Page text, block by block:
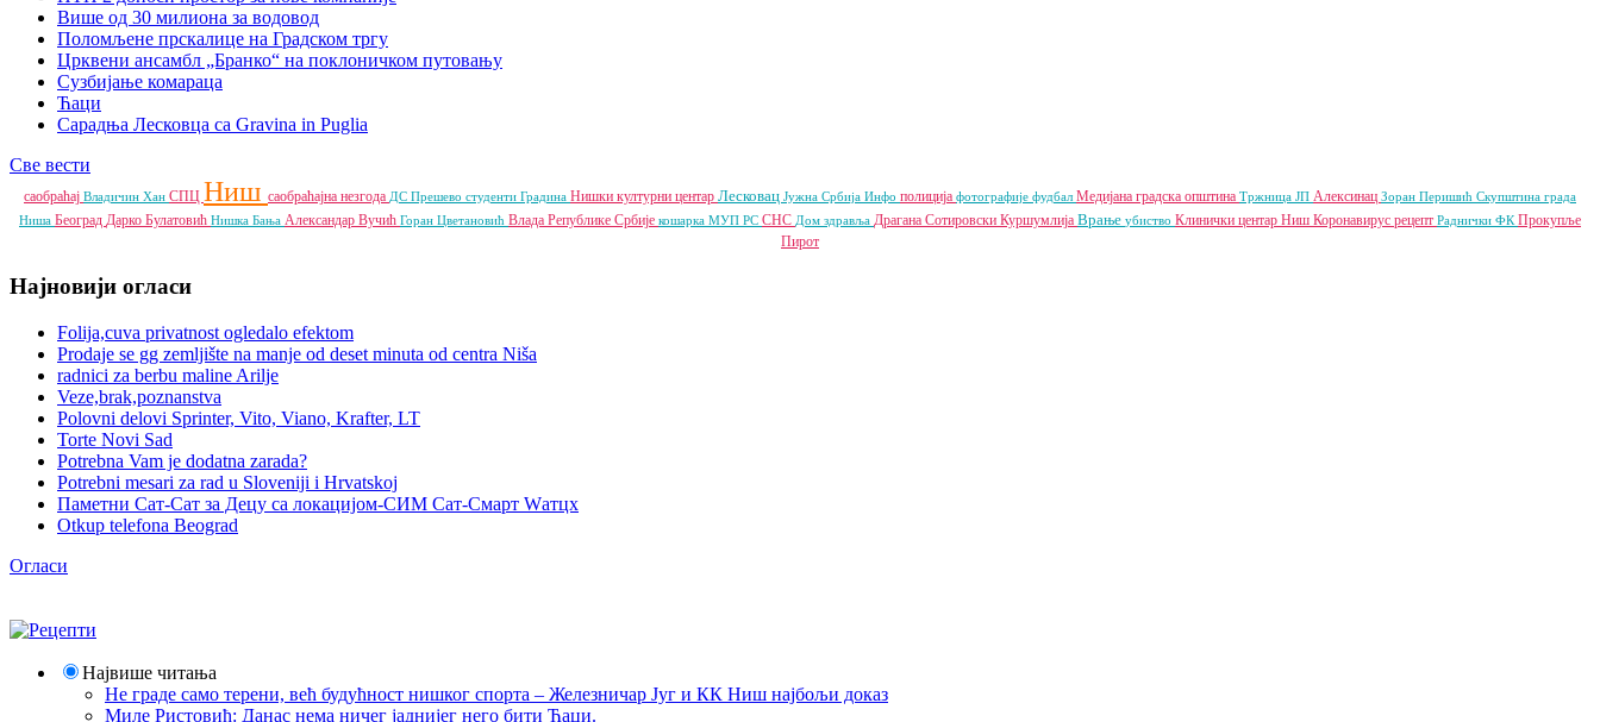
Више од 30 милиона за водовод
Поломљене прскалице на Градском тргу
Црквени ансамбл „Бранко“ на поклоничком путовању
Сузбијање комараца
Ћаци
Сарадња Лесковца са Gravina in Puglia
Све вести
саобраћај Владичин Хан СПЦ Ниш саобраћајна незгода ДС Прешево студенти Градина Нишки културни центар Лесковац Јужна Србија Инфо полиција фотографије фудбал Медијана градска општина Тржница ЈП Алексинац Зоран Перишић Скупштина града
Ниша Београд Дарко Булатовић Нишка Бања Александар Вучић Горан Цветановић Влада Републике Србије кошарка МУП РС СНС Дом здравља Драгана Сотировски Куршумлија Врање убиство Клинички центар Ниш Коронавирус рецепт Раднички ФК Прокупље
Пирот
Најновији огласи
Folija,cuva privatnost ogledalo efektom
Prodaje se gg zemljište na manje od deset minuta od centra Niša
radnici za berbu maline Arilje
Veze,brak,poznanstva
Polovni delovi Sprinter, Vito, Viano, Krafter, LT
Torte Novi Sad
Potrebna Vam je dodatna zarada?
Potrebni mesari za rad u Sloveniji i Hrvatskoj
Паметни Сат-Сат за Децу са локацијом-СИМ Сат-Смарт Wатцх
Otkup telefona Beograd
Огласи
Највише читања
Не граде само терени, већ будућност нишког спорта – Железничар Југ и КК Ниш најбољи доказ
Миле Ристовић: Данас нема ничег јаднијег него бити Ћаци.